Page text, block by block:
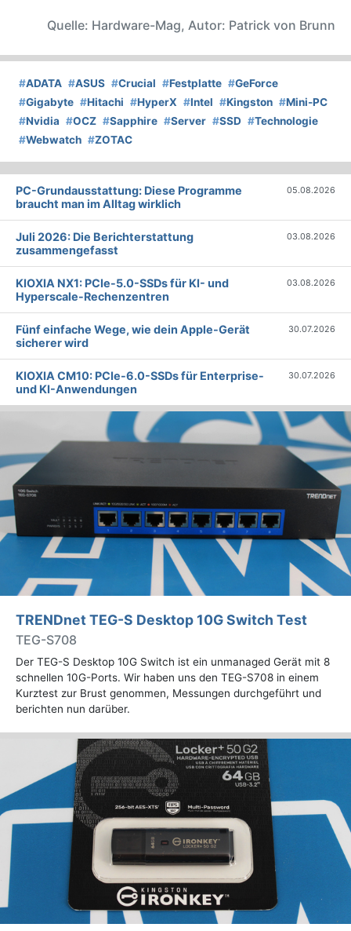
Quelle: Hardware-Mag, Autor: Patrick von Brunn
#ADATA #ASUS #Crucial #Festplatte #GeForce
#Gigabyte #Hitachi #HyperX #Intel #Kingston #Mini-PC
#Nvidia #OCZ #Sapphire #Server #SSD #Technologie
#Webwatch #ZOTAC
PC-Grundausstattung: Diese Programme
braucht man im Alltag wirklich
05.08.2026
Juli 2026: Die Bericht­erstattung
zusammengefasst
03.08.2026
KIOXIA NX1: PCIe-5.0-SSDs für KI- und
Hyperscale-Rechenzentren
03.08.2026
Fünf einfache Wege, wie dein Apple-Gerät
sicherer wird
30.07.2026
KIOXIA CM10: PCIe-6.0-SSDs für Enterprise-
und KI-Anwendungen
30.07.2026
TRENDnet TEG-S Desktop 10G Switch Test
TEG-S708
Der TEG-S Desktop 10G Switch ist ein unmanaged Gerät mit 8
schnellen 10G-Ports. Wir haben uns den TEG-S708 in einem
Kurztest zur Brust genommen, Messungen durchgeführt und
berichten nun darüber.